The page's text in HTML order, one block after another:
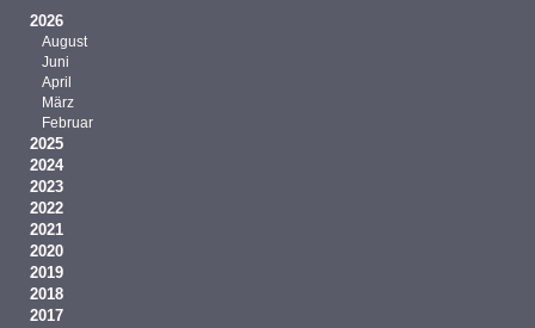
2026
August
Juni
April
März
Februar
2025
2024
2023
2022
2021
2020
2019
2018
2017